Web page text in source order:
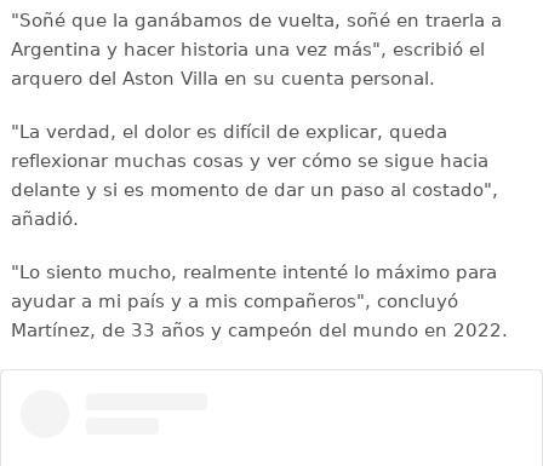
"Soñé que la ganábamos de vuelta, soñé en traerla a
Argentina y hacer historia una vez más", escribió el
arquero del Aston Villa en su cuenta personal.
"La verdad, el dolor es difícil de explicar, queda
reflexionar muchas cosas y ver cómo se sigue hacia
delante y si es momento de dar un paso al costado",
añadió.
"Lo siento mucho, realmente intenté lo máximo para
ayudar a mi país y a mis compañeros", concluyó
Martínez, de 33 años y campeón del mundo en 2022.